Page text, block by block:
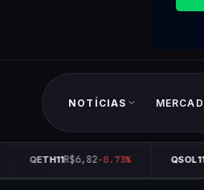
NOTÍCIAS
QETH11R$6,82-0.73% QSOL11